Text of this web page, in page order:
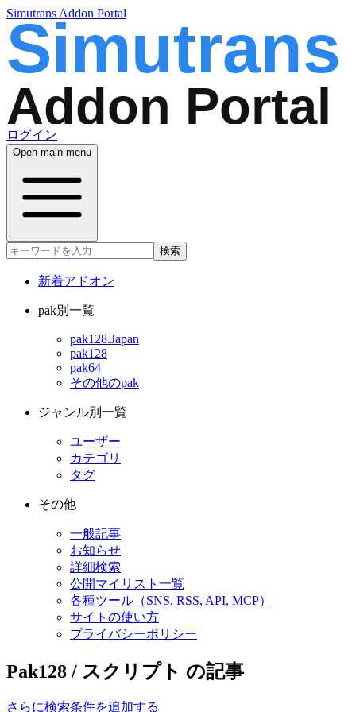
Simutrans Addon Portal
ログイン
Open main menu
検索
新着アドオン
pak別一覧
pak128.Japan
pak128
pak64
その他のpak
ジャンル別一覧
ユーザー
カテゴリ
タグ
その他
一般記事
お知らせ
詳細検索
公開マイリスト一覧
各種ツール（SNS, RSS, API, MCP）
サイトの使い方
プライバシーポリシー
Pak128 / スクリプト の記事
さらに検索条件を追加する